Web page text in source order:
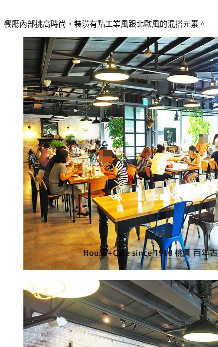
餐廳內部挑高時尚，裝潢有點工業風跟北歐風的混搭元素。